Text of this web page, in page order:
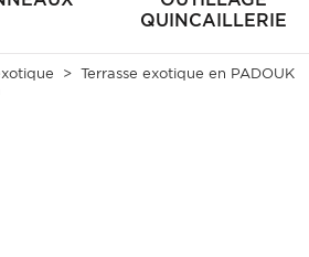
QUINCAILLERIE
Terrasse exotique en PADOUK